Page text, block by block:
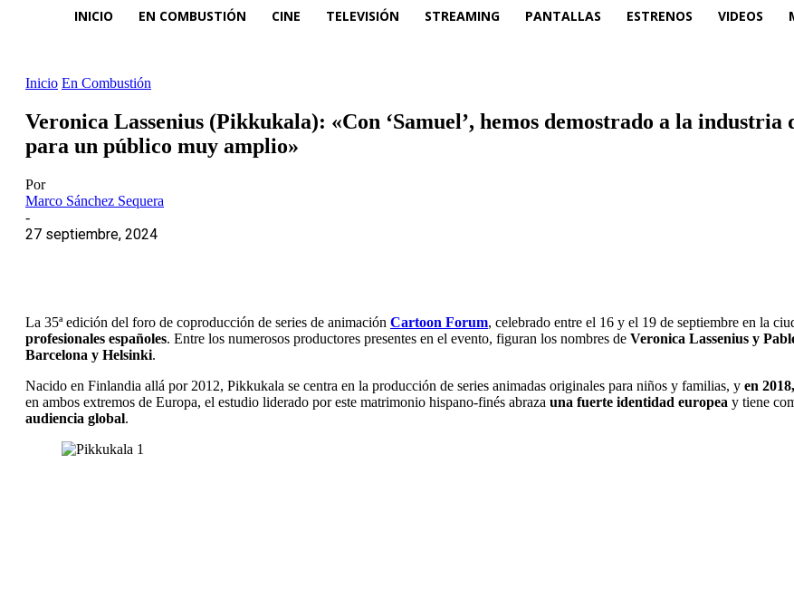
INICIO EN COMBUSTIÓN CINE TELEVISIÓN STREAMING PANTALLAS ESTRENOS VIDEOS
Inicio En Combustión
Veronica Lassenius (Pikkukala): «Con ‘Samuel’, hemos demostrado a la industria
para un público muy amplio»
Por
Marco Sánchez Sequera
-
27 septiembre, 2024
La 35ª edición del foro de coproducción de series de animación Cartoon Forum, celebrado entre el 16 y el 19 de septiembre en la
profesionales españoles. Entre los numerosos productores presentes en el evento, figuran los nombres de Veronica Lassenius y
Barcelona y Helsinki.
Nacido en Finlandia allá por 2012, Pikkukala se centra en la producción de series animadas originales para niños y familias, y en
en ambos extremos de Europa, el estudio liderado por este matrimonio hispano-finés abraza una fuerte identidad europea y tiene
audiencia global.